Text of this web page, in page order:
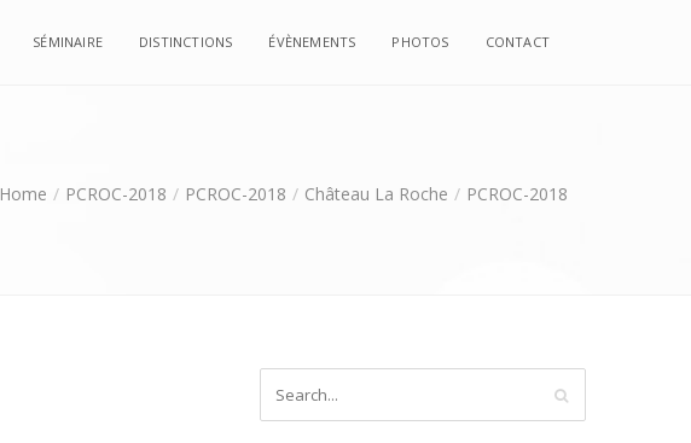
SÉMINAIRE DISTINCTIONS ÉVÈNEMENTS PHOTOS CONTACT
Home PCROC-2018 PCROC-2018 Château La Roche PCROC-2018